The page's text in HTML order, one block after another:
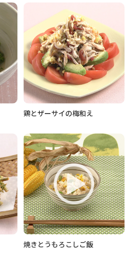
鶏とザーサイの梅和え
焼きとうもろこしご飯